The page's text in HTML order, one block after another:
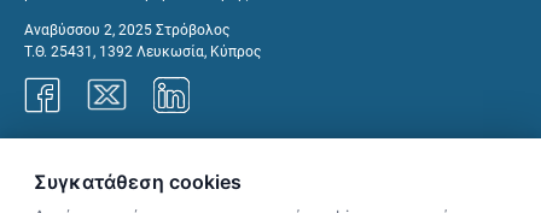
Αναβύσσου 2, 2025 Στρόβολος
Τ.Θ. 25431, 1392 Λευκωσία, Κύπρος
Συγκατάθεση cookies